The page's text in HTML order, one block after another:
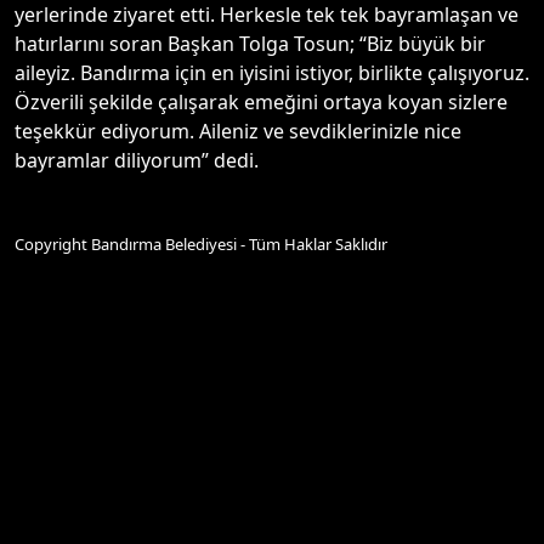
yerlerinde ziyaret etti. Herkesle tek tek bayramlaşan ve
hatırlarını soran Başkan Tolga Tosun; “Biz büyük bir
aileyiz. Bandırma için en iyisini istiyor, birlikte çalışıyoruz.
Özverili şekilde çalışarak emeğini ortaya koyan sizlere
teşekkür ediyorum. Aileniz ve sevdiklerinizle nice
bayramlar diliyorum” dedi.
Copyright Bandırma Belediyesi - Tüm Haklar Saklıdır